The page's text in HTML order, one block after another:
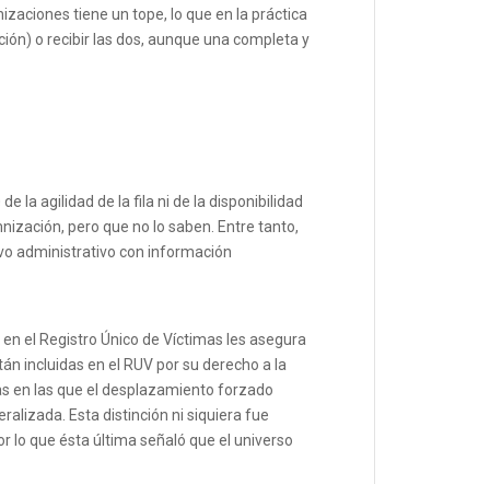
tiene un tope, lo que en la práctica
o recibir las dos, aunque una completa y
la agilidad de la fila ni de la disponibilidad
pero que no lo saben. Entre tanto,
administrativo con información
el Registro Único de Víctimas les asegura
incluidas en el RUV por su derecho a la
en las que el desplazamiento forzado
Esta distinción ni siquiera fue
lo que ésta última señaló que el universo